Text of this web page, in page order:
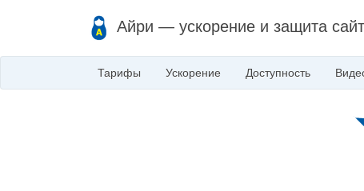
Айри — ускорение и защита
Тарифы Ускорение Доступность